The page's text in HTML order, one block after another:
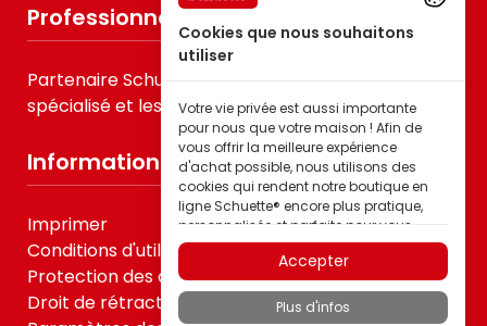
Professionnels
Partenaire Schuette® pour le B2B, le commerce
spécialisé et les prestataires de services
Informations
Imprimer
Conditions d'utilisation
Protection des données
Droit de rétractation
Cookies que nous souhaitons
utiliser
Votre vie privée est aussi importante
pour nous que votre maison ! Afin de
vous offrir la meilleure expérience
d'achat possible, nous utilisons des
cookies qui rendent notre boutique en
ligne Schuette® encore plus pratique,
personnalisée et parfaite pour vous –
tout cela pour que vous puissiez
découvrir les produits de la marque
Schuette® dans la meilleure qualité.
Certains de ces cookies sont
Accepter
Plus d'infos